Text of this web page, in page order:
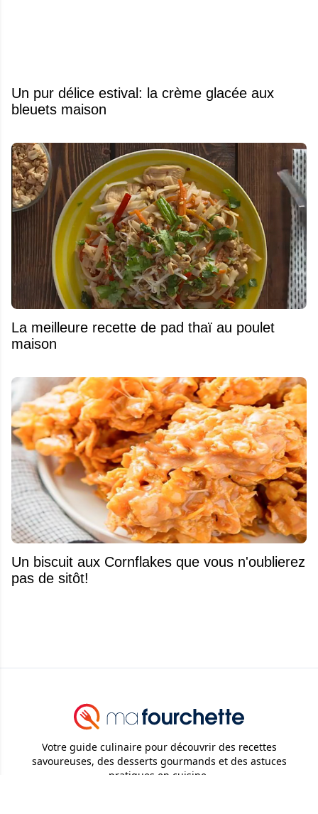
Un pur délice estival: la crème glacée aux
bleuets maison
La meilleure recette de pad thaï au poulet
maison
Un biscuit aux Cornflakes que vous n'oublierez
pas de sitôt!
Votre guide culinaire pour découvrir des recettes
savoureuses, des desserts gourmands et des astuces
pratiques en cuisine.